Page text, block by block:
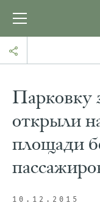
Парковку
открыли
площади
10.12.2015